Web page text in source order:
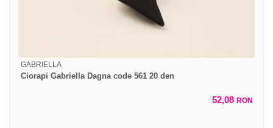
GABRIELLA
Ciorapi Gabriella Dagna code 561 20 den
52,08 RON